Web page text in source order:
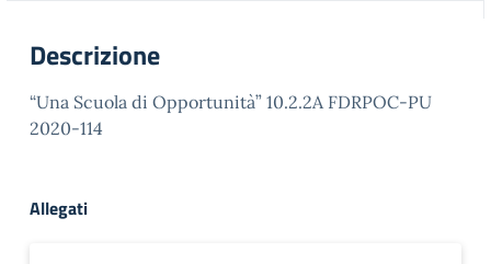
Descrizione
“Una Scuola di Opportunità” 10.2.2A FDRPOC-PU
2020-114
Allegati